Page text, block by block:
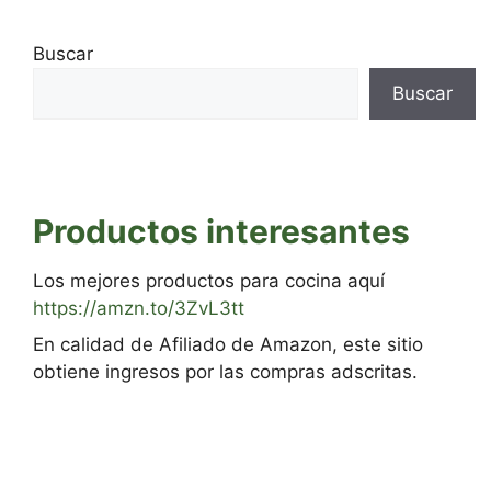
Buscar
Buscar
Productos interesantes
Los mejores productos para cocina aquí
https://amzn.to/3ZvL3tt
En calidad de Afiliado de Amazon, este sitio
obtiene ingresos por las compras adscritas.